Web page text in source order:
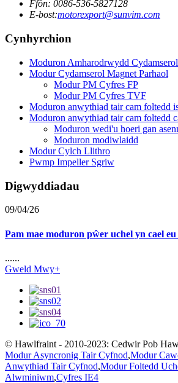
Ffôn: 0086-536-5827128
E-bost:motorexport@sunvim.com
Cynhyrchion
Moduron Amharodrwydd Cydamserol
Modur Cydamserol Magnet Parhaol
Modur PM Cyfres FP
Modur PM Cyfres TVF
Moduron anwythiad tair cam foltedd
Moduron anwythiad tair cam foltedd
Moduron wedi'u hoeri gan
Moduron modiwlaidd
Modur Cylch Llithro
Pwmp Impeller Sgriw
Digwyddiadau
09/04/26
Pam mae moduron pŵer uchel yn cael
......
Gweld Mwy+
© Hawlfraint - 2010-2023: Cedwir Pob
Modur Asyncronig Tair Cyfnod,Modur
Anwythiad Tair Cyfnod,Modur Foltedd
Alwminiwm,Cyfres IE4